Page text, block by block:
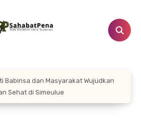
Babinsa dan Masyarakat Wujudkan
Sehat di Simeulue